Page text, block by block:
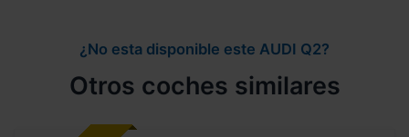
¿No esta disponible este AUDI Q2?
Otros coches similares